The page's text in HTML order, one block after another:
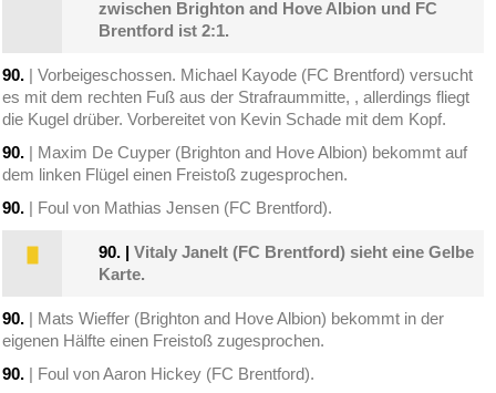
zwischen Brighton and Hove Albion und FC
Brentford ist 2:1.
90. | Vorbeigeschossen. Michael Kayode (FC Brentford) versucht
es mit dem rechten Fuß aus der Strafraummitte, , allerdings fliegt
die Kugel drüber. Vorbereitet von Kevin Schade mit dem Kopf.
90. | Maxim De Cuyper (Brighton and Hove Albion) bekommt auf
dem linken Flügel einen Freistoß zugesprochen.
90. | Foul von Mathias Jensen (FC Brentford).
90. |Vitaly Janelt (FC Brentford) sieht eine Gelbe
Karte.
90. | Mats Wieffer (Brighton and Hove Albion) bekommt in der
eigenen Hälfte einen Freistoß zugesprochen.
90. | Foul von Aaron Hickey (FC Brentford).